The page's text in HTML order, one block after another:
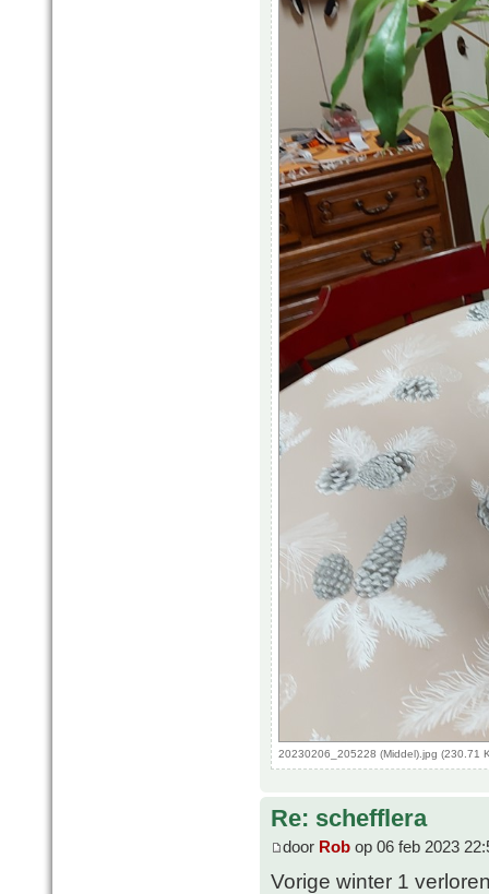
20230206_205228 (Middel).jpg (230.71
Re: schefflera
door Rob op 06 feb 2023
Vorige winter 1